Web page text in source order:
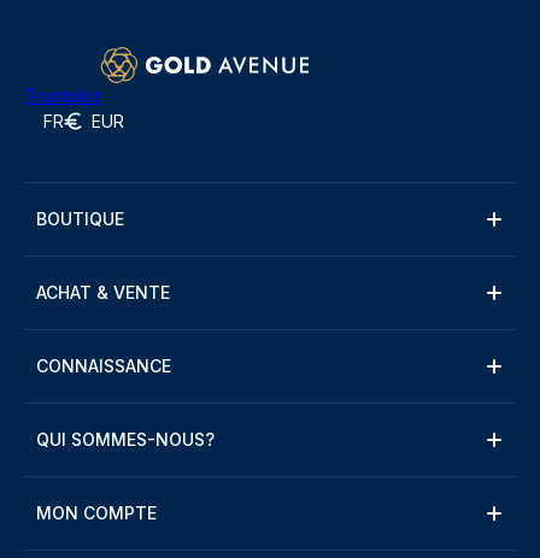
Trustpilot
FR EUR
BOUTIQUE
ACHAT & VENTE
CONNAISSANCE
QUI SOMMES-NOUS?
MON COMPTE